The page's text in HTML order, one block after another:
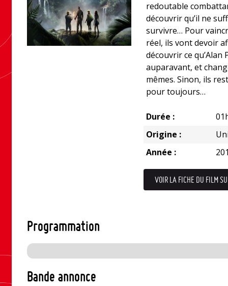
redoutable
découvrir qu’il ne
survivre… Pour
réel, ils vont devoir
découvrir ce
auparavant, et
mêmes. Sinon, ils
pour toujours…
Durée :
Origine :
Année :
VOIR LA FICHE DU FILM
Programmation
Bande annonce